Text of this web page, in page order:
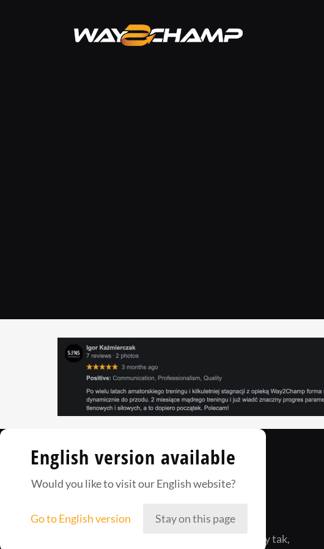
Way2Champ to zgrana załoga ludzi, którzy tak,
English version available
Would you like to visit our English website?
Go to English version Stay on this page